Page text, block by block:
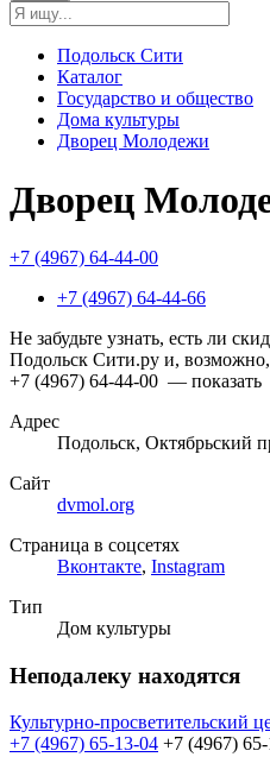
Подольск Сити
Каталог
Государство и общество
Дома культуры
Дворец Молодежи
Дворец
+7 (4967) 64-44-00
+7 (4967) 64-44-66
Не забудьте узнать, есть ли
Подольск Сити.ру и,
+7 (4967) 64-44-00 — показать
Адрес
Подольск, Октябрьский
Сайт
dvmol.org
Страница в соцсетях
Вконтакте, Instagram
Тип
Дом культуры
Неподалеку находятся
Культурно-просветительский
+7 (4967) 65-13-04 +7 (4967)